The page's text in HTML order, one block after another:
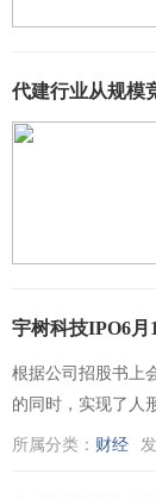
代建行业从规模
宇树科技IPO6月
根据公司招股书上
的同时，实现了人
所属分类： 财经